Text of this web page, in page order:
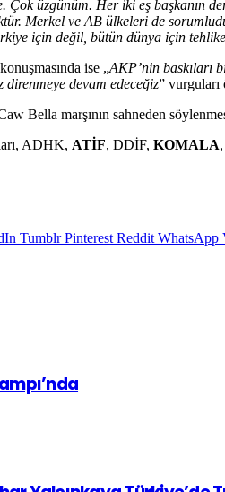
Çok üzgünüm. Her iki eş başkanın
Merkel ve AB ülkeleri de
için değil, bütün dünya için
konuşmasında ise „AKP’nin baskıları
devam edeceğiz” vurguları
Bella marşının sahneden
ADHK, ATİF, DDİF, KOMALA
Tumblr Pinterest Reddit WhatsApp